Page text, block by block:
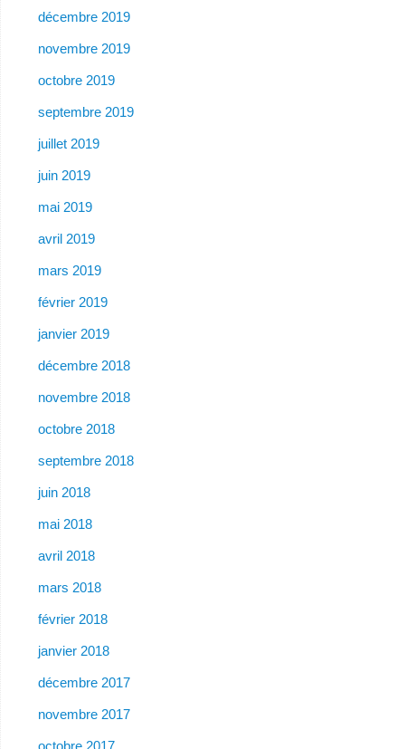
décembre 2019
novembre 2019
octobre 2019
septembre 2019
juillet 2019
juin 2019
mai 2019
avril 2019
mars 2019
février 2019
janvier 2019
décembre 2018
novembre 2018
octobre 2018
septembre 2018
juin 2018
mai 2018
avril 2018
mars 2018
février 2018
janvier 2018
décembre 2017
novembre 2017
octobre 2017